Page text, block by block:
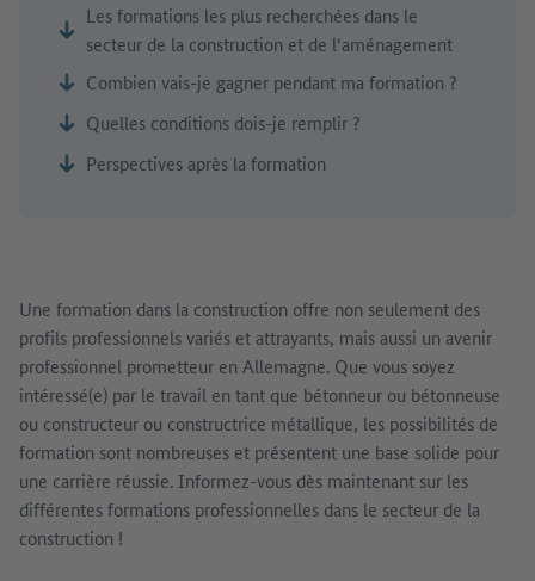
Les formations les plus recherchées dans le
secteur de la construction et de l‘aménagement
Combien vais-je gagner pendant ma formation ?
Quelles conditions dois-je remplir ?
Perspectives après la formation
Une formation dans la construction offre non seulement des
profils professionnels variés et attrayants, mais aussi un avenir
professionnel prometteur en Allemagne. Que vous soyez
intéressé(e) par le travail en tant que bétonneur ou bétonneuse
ou constructeur ou constructrice métallique, les possibilités de
formation sont nombreuses et présentent une base solide pour
une carrière réussie. Informez-vous dès maintenant sur les
différentes formations professionnelles dans le secteur de la
construction !